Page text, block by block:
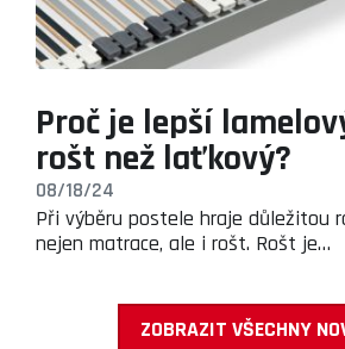
Proč je lepší
rošt než laťkový?
08/18/24
Při výběru postele hraje důležitou
nejen matrace, ale i rošt. Rošt je…
ZOBRAZIT VŠECHNY